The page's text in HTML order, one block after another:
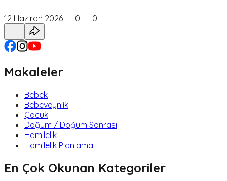
12 Haziran 2026 0 0
Makaleler
Bebek
Bebeveynlik
Çocuk
Doğum / Doğum Sonrası
Hamilelik
Hamilelik Planlama
En Çok Okunan Kategoriler